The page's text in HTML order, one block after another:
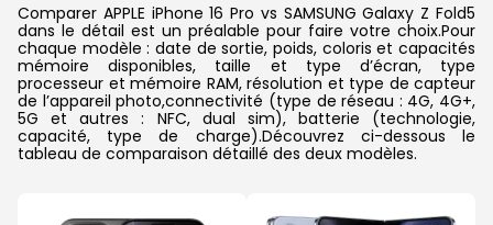
Comparer APPLE iPhone 16 Pro vs SAMSUNG Galaxy Z Fold5
dans le détail est un préalable pour faire votre choix.Pour
chaque modèle : date de sortie, poids, coloris et capacités
mémoire disponibles, taille et type d’écran, type
processeur et mémoire RAM, résolution et type de capteur
de l’appareil photo,connectivité (type de réseau : 4G, 4G+,
5G et autres : NFC, dual sim), batterie (technologie,
capacité, type de charge).Découvrez ci-dessous le
tableau de comparaison détaillé des deux modèles.